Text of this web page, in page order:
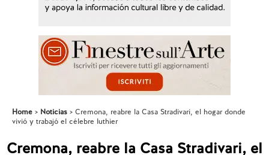
Home Noticias
Cremona, reabre la Casa Stradivari, el hogar donde
vivió y trabajó el célebre luthier
Cremona, reabre la Casa Stradivari, el